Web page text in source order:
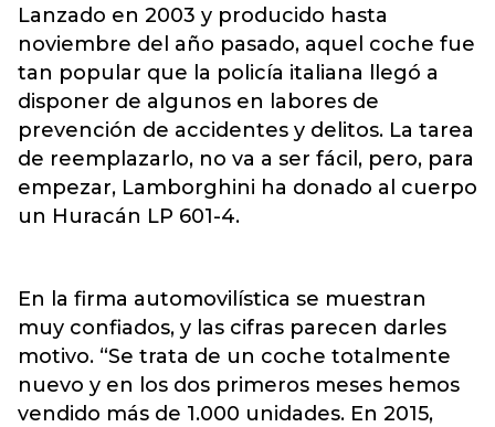
Lanzado en 2003 y producido hasta
noviembre del año pasado, aquel coche fue
tan popular que la policía italiana llegó a
disponer de algunos en labores de
prevención de accidentes y delitos. La tarea
de reemplazarlo, no va a ser fácil, pero, para
empezar, Lamborghini ha donado al cuerpo
un Huracán LP 601-4.
En la firma automovilística se muestran
muy confiados, y las cifras parecen darles
motivo. “Se trata de un coche totalmente
nuevo y en los dos primeros meses hemos
vendido más de 1.000 unidades. En 2015,